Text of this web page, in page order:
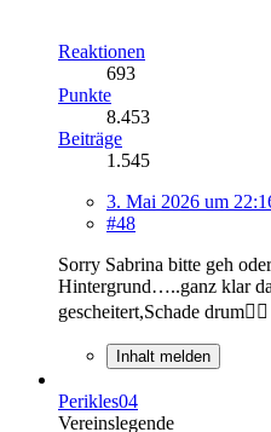
Reaktionen
693
Punkte
8.453
Beiträge
1.545
3. Mai 2026 um
#48
Sorry Sabrina bitte geh
Hintergrund…..ganz klar
gescheitert,Schade drum✌🏻
Inhalt melden
Perikles04
Vereinslegende